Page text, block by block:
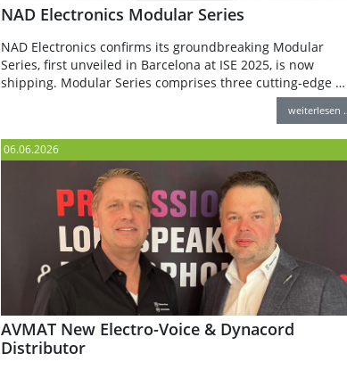
NAD Electronics Modular Series
NAD Electronics confirms its groundbreaking Modular
Series, first unveiled in Barcelona at ISE 2025, is now
shipping. Modular Series comprises three cutting-edge …
weiterlesen
06.06.2026
AVMAT New Electro-Voice & Dynacord
Distributor